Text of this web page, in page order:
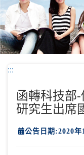
容
區
塊
:::
函轉科技部
研究生出席
公告日期:2020年